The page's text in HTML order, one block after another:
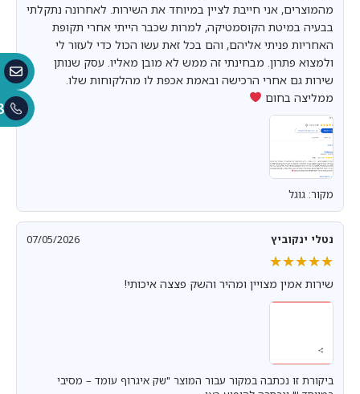
מהמוצרים, אני חייבת לציין במיוחד את השירות. לאחרונה נתקלתי
בבעיה במיטת הקוסמטיקה, למרות שכבר הייתי אחרי תקופת
האחריות פניתי אליהם, והם בכל זאת עשו הכול כדי לעזור לי
ולמצוא פתרון. מבחינתי זה ממש לא מובן מאליו. עסק שנותן
שירות גם אחרי הרכישה ובאמת אכפת לו מהלקוחות שלו.
ממליצה בחום
מקור: גוגל
נטלי ינקוביץ 07/05/2026
★★★★★
★★★★★
שירות אמין מצויין ומהיר והשק פצצה איכותי!
ביקורת זו נכתבה במקור עבור המוצר "שק איגרוף עומד – מסיבי